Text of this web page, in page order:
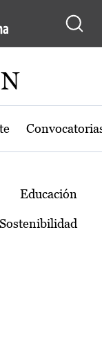
La
Educación
Sostenibilidad